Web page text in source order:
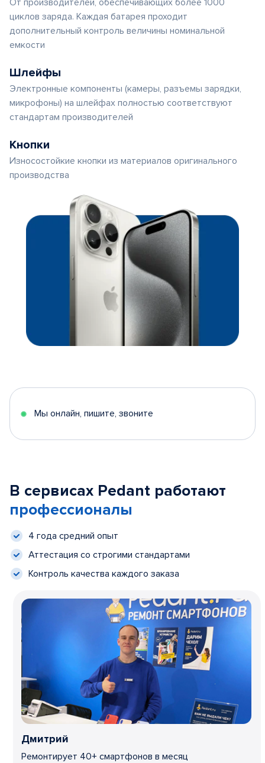
От производителей, обеспечивающих более 1000
циклов заряда. Каждая батарея проходит
дополнительный контроль величины номинальной
емкости
Шлейфы
Электронные компоненты (камеры, разъемы зарядки,
микрофоны) на шлейфах полностью соответствуют
стандартам производителей
Кнопки
Износостойкие кнопки из материалов оригинального
производства
Мы онлайн, пишите, звоните
В сервисах Pedant работают
профессионалы
4 года средний опыт
Аттестация со строгими стандартами
Контроль качества каждого заказа
Дмитрий
Ремонтирует 40+ смартфонов в месяц